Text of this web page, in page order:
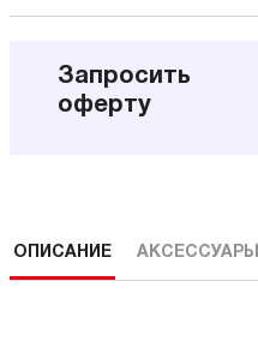
Запросить
оферту
ОПИСАНИЕ АКСЕССУАРЫ